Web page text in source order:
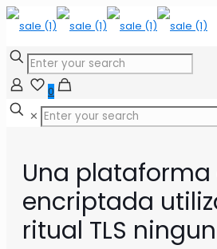
0
✕
Una plataforma
encriptada
ritual TLS ningun